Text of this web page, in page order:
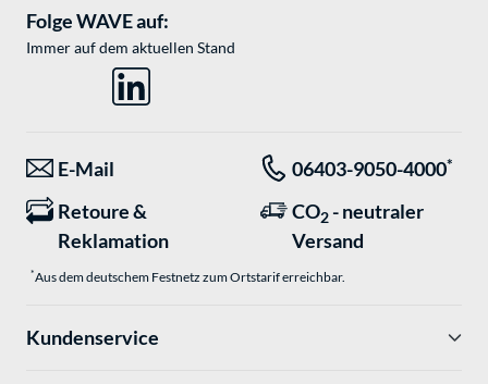
Folge WAVE auf:
Immer auf dem aktuellen Stand
E-Mail 06403-9050-4000*
Retoure &
Reklamation
CO2 - neutraler
Versand
*Aus dem deutschem Festnetz zum Ortstarif erreichbar.
Kundenservice